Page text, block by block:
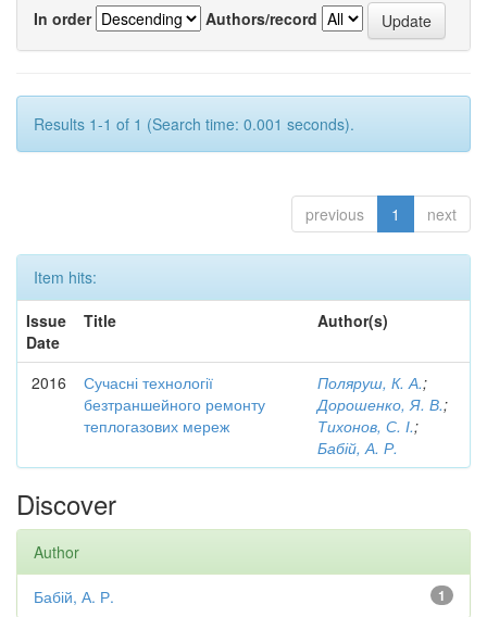
In order
Authors/record
Results 1-1 of 1 (Search time: 0.001 seconds).
previous 1 next
Item hits:
Issue
Date
Title Author(s)
2016
Сучасні технології
безтраншейного ремонту
теплогазових мереж
Поляруш, К. А.;
Дорошенко, Я. В.;
Тихонов, С. І.;
Бабій, А. Р.
Discover
Author
1
Бабій, А. Р.